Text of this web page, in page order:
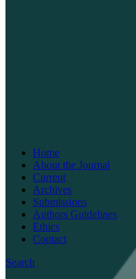
Home
About the Journal
Current
Archives
Submissions
Authors Guidelines
Ethics
Contact
Search